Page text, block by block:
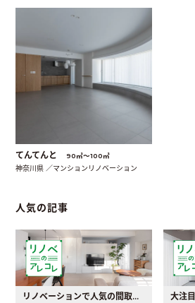
てんてんと 90㎡〜100㎡
神奈川県 ／マンションリノベーション
人気の記事
リノベーションで人気の間取りとは？トレンドの間取りと実例を徹底解説